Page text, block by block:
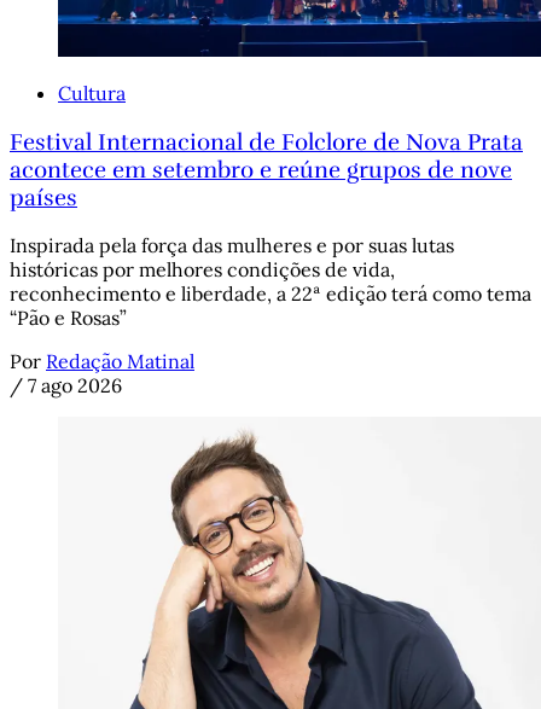
Cultura
Festival Internacional de Folclore de Nova Prata
acontece em setembro e reúne grupos de nove
países
Inspirada pela força das mulheres e por suas lutas
históricas por melhores condições de vida,
reconhecimento e liberdade, a 22ª edição terá como tema
“Pão e Rosas”
Por Redação Matinal
/ 7 ago 2026